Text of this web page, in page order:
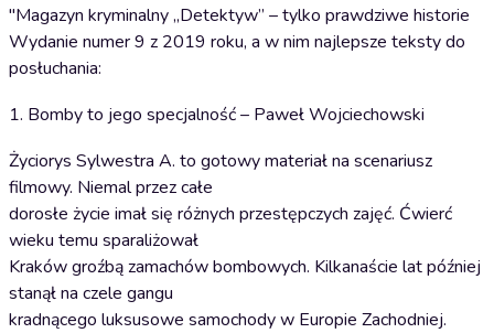
"Magazyn kryminalny „Detektyw” – tylko prawdziwe historie
Wydanie numer 9 z 2019 roku, a w nim najlepsze teksty do
posłuchania:
1. Bomby to jego specjalność – Paweł Wojciechowski
Życiorys Sylwestra A. to gotowy materiał na scenariusz
filmowy. Niemal przez całe
dorosłe życie imał się różnych przestępczych zajęć. Ćwierć
wieku temu sparaliżował
Kraków groźbą zamachów bombowych. Kilkanaście lat później
stanął na czele gangu
kradnącego luksusowe samochody w Europie Zachodniej.